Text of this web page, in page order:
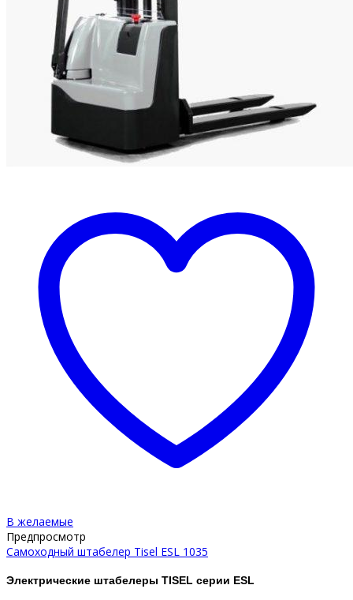
В желаемые
Предпросмотр
Самоходный штабелер Tisel ESL 1035
Электрические штабелеры TISEL серии ESL